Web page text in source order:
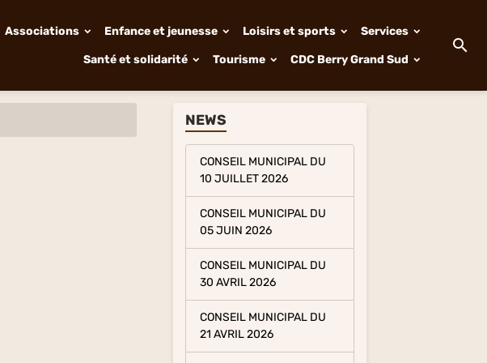
Associations Enfance et jeunesse Loisirs et sports Services
Santé et solidarité Tourisme CDC Berry Grand Sud
NEWS
CONSEIL MUNICIPAL DU
10 JUILLET 2026
CONSEIL MUNICIPAL DU
05 JUIN 2026
CONSEIL MUNICIPAL DU
30 AVRIL 2026
CONSEIL MUNICIPAL DU
21 AVRIL 2026